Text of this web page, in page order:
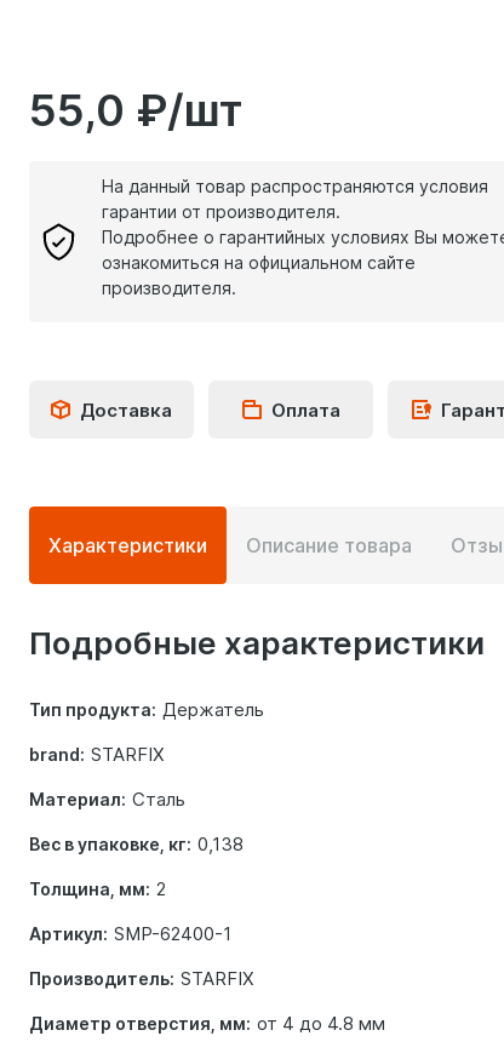
55,0 ₽/шт
На данный товар распространяются условия
гарантии от производителя.
Подробнее о гарантийных условиях Вы
ознакомиться на официальном сайте
производителя.
Доставка Оплата
информация
товаре
Характеристики Описание товара
Подробные характеристики
Тип продукта: Держатель
brand: STARFIX
Материал: Сталь
Вес в упаковке, кг: 0,138
Толщина, мм: 2
Артикул: SMP-62400-1
Производитель: STARFIX
Диаметр отверстия, мм: от 4 до 4.8 мм